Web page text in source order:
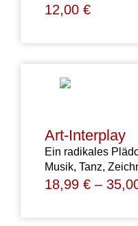
12,00 €
Art-Interplay
Ein radikales
Musik, Tanz,
18,99 €–